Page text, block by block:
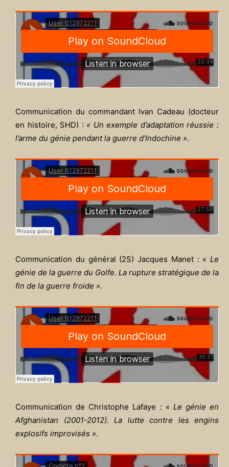
Communication du commandant Ivan Cadeau (docteur
en histoire, SHD) : « Un exemple d’adaptation réussie :
l’arme du génie pendant la guerre d’Indochine ».
Communication du général (2S) Jacques Manet : « Le
génie de la guerre du Golfe. La rupture stratégique de la
fin de la guerre froide ».
Communication de Christophe Lafaye : « Le génie en
Afghanistan (2001-2012). La lutte contre les engins
explosifs improvisés ».